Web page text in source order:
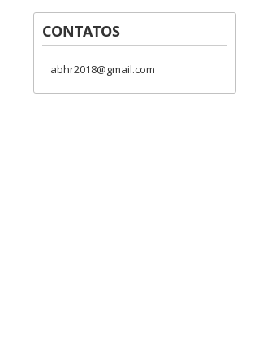
CONTATOS
abhr2018@gmail.com